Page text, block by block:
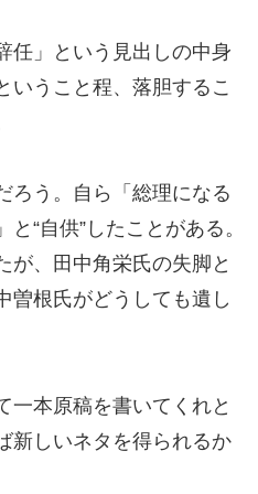
任」という見出しの中身
いうこと程、落胆するこ
ろう。自ら「総理になる
“自供”したことがある。
が、田中角栄氏の失脚と
曽根氏がどうしても遺し
一本原稿を書いてくれと
新しいネタを得られるか